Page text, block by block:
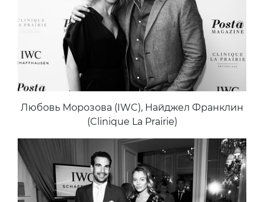
Любовь Морозова (IWC), Найджел Франклин
(Clinique La Prairie)